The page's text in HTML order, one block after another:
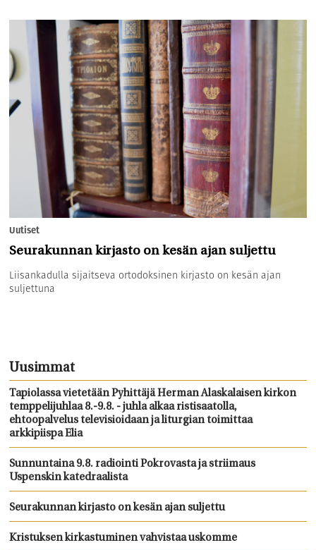
Uutiset
Seurakunnan kirjasto on kesän ajan suljettu
Liisankadulla sijaitseva ortodoksinen kirjasto on kesän ajan
suljettuna
Uusimmat
Tapiolassa vietetään Pyhittäjä Herman Alaskalaisen kirkon
temppelijuhlaa 8.-9.8. - juhla alkaa ristisaatolla,
ehtoopalvelus televisioidaan ja liturgian toimittaa
arkkipiispa Elia
Sunnuntaina 9.8. radiointi Pokrovasta ja striimaus
Uspenskin katedraalista
Seurakunnan kirjasto on kesän ajan suljettu
Kristuksen kirkastuminen vahvistaa uskomme